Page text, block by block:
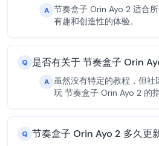
A 节奏盒子 Orin Ayo 2 适合
有趣和创造性的体验。
Q 是否有关于 节奏盒子 Orin
A 虽然没有特定的教程，但
玩 节奏盒子 Orin Ayo 2 的指
Q 节奏盒子 Orin Ayo 2 多久更